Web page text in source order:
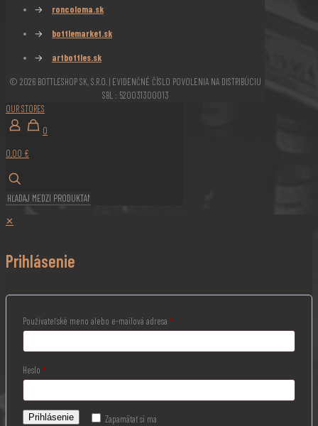
→ roncoloma.sk
→ bottlemarket.sk
→ artbottles.sk
© 2026 BOTTLESHOP SK, S.R.O. | EVIDENČNÉ ČÍSLO POVOLENIA NA DISTRIBÚCIU
SBL : 520031300013
OUR STORES
0
0,00 €
✕
Prihlásenie
Používateľské meno alebo e-mailová adresa *
Heslo *
Zapamätať si ma
Prihlásenie